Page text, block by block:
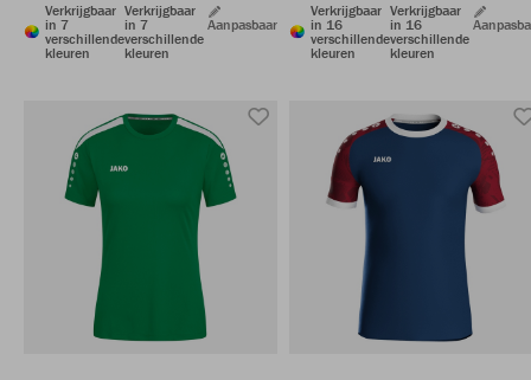
Verkrijgbaar
in 7
verschillende
kleuren
Verkrijgbaar
in 7
verschillende
kleuren
Aanpasbaar
Verkrijgbaar
in 16
verschillende
kleuren
Verkrijgbaar
in 16
verschillende
kleuren